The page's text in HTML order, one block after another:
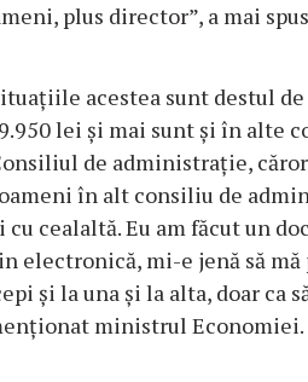
plus director”, a mai
acestea sunt destul
lei şi mai sunt şi în alte
de administraţie,
în alt consiliu de
cealaltă. Eu am făcut un
electronică, mi-e jenă să
şi la una şi la alta, doar ca
ministrul Economiei.